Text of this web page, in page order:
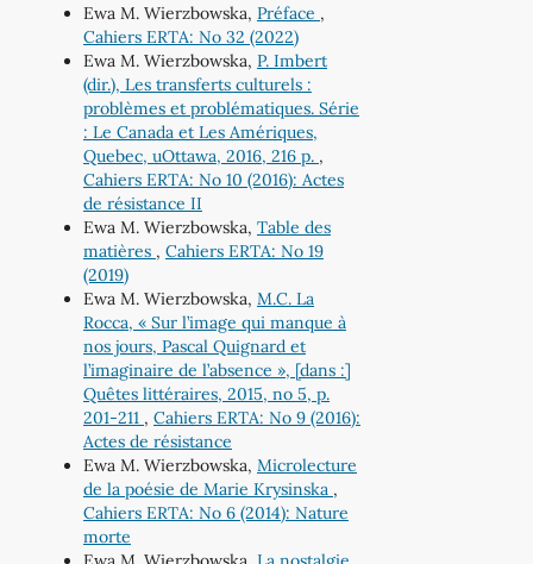
Ewa M. Wierzbowska, Préface ,
Cahiers ERTA: No 32 (2022)
Ewa M. Wierzbowska, P. Imbert
(dir.), Les transferts culturels :
problèmes et problématiques. Série
: Le Canada et Les Amériques,
Quebec, uOttawa, 2016, 216 p. ,
Cahiers ERTA: No 10 (2016): Actes
de résistance II
Ewa M. Wierzbowska, Table des
matières , Cahiers ERTA: No 19
(2019)
Ewa M. Wierzbowska, M.C. La
Rocca, « Sur l’image qui manque à
nos jours, Pascal Quignard et
l’imaginaire de l’absence », [dans :]
Quêtes littéraires, 2015, no 5, p.
201-211 , Cahiers ERTA: No 9 (2016):
Actes de résistance
Ewa M. Wierzbowska, Microlecture
de la poésie de Marie Krysinska ,
Cahiers ERTA: No 6 (2014): Nature
morte